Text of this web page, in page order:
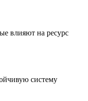
влияют на ресурс
систему